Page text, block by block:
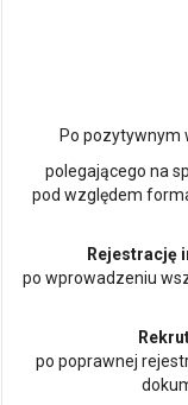
Po pozytywnym
polegającego na
pod względem
Rejestrację
po wprowadzeniu
po poprawnej